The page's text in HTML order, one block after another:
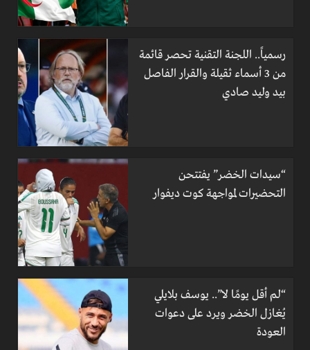
رسمياً.. اللجنة التقنية تحصر قائمة
من 3 أسماء ثقيلة والقرار الفاصل
بيد وليد صادي
“سيدات الخضر” يفتتحن
التحضيرات لمواجهة كوت ديفوار
“لم أقل يومًا لا”.. يوسف بلايلي
يُغازل الخضر ويرد على دعوات
العودة